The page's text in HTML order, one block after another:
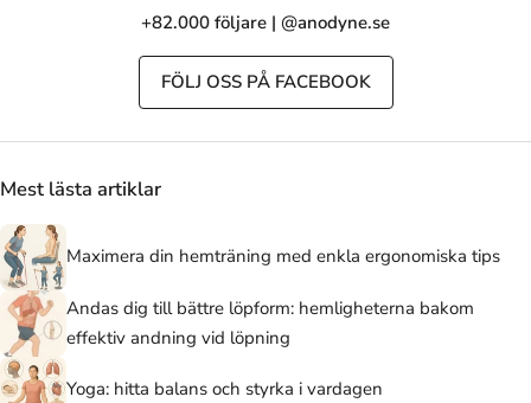
+82.000 följare | @anodyne.se
FÖLJ OSS PÅ FACEBOOK
Mest lästa artiklar
Maximera din hemträning med enkla ergonomiska tips
Andas dig till bättre löpform: hemligheterna bakom
effektiv andning vid löpning
Yoga: hitta balans och styrka i vardagen